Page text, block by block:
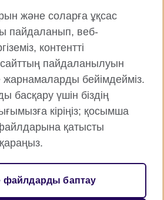
Twitter
YouTube
түрде
шарттары
және соларға ұқсас
пайдаланып, веб-
контентті
сайттың пайдаланылуын
бейімдейміз.
басқару үшін біздің
кіріңіз; қосымша
қатысты
файлдарды баптау